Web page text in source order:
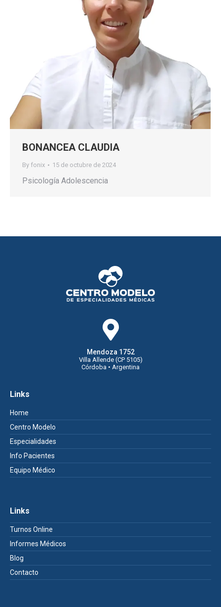
BONANCEA CLAUDIA
By fonix 15 de octubre de 2024
Psicología Adolescencia
Mendoza 1752
Villa Allende (CP 5105)
Córdoba • Argentina
Links
Home
Centro Modelo
Especialidades
Info Pacientes
Equipo Médico
Links
Turnos Online
Informes Médicos
Blog
Contacto